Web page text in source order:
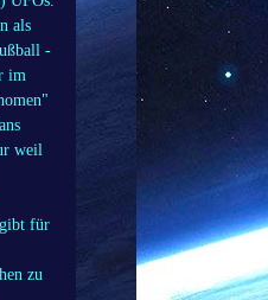
als
-
im
weil
gibt für
zu